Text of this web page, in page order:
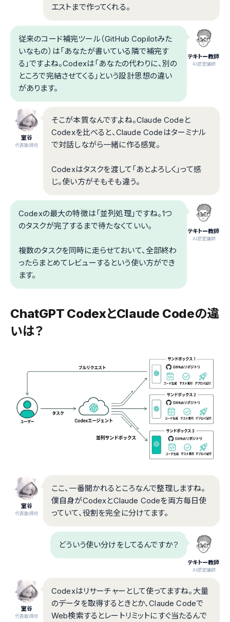
エストまで作ってくれる。
テキトー教師
.AI認定講師
従来のコード補完ツール（GitHub Copilotみた
いなもの）は「あなたが書いている隣で補完す
る」ですよね。Codexは「あなたの代わりに、別の
ところで完結させてくる」という設計思想の違い
があります。
室谷
代表取締役
そこが本質なんですよね。Claude Codeと
Codexを比べると、Claude Codeはターミナル
で対話しながら一緒に作る感覚。
Codexはタスクを渡して「あとよろしく」って感
じ。使い方がそもそも違う。
テキトー教師
.AI認定講師
Codexの最大の特徴は「並列処理」ですね。1つ
のタスクが完了するまで待たなくていい。
複数のタスクを同時に走らせておいて、全部終わ
ったらまとめてレビューするという使い方ができ
ます。
ChatGPT CodexとClaude Codeの違
いは？
室谷
代表取締役
ここ、一番聞かれるところなんで整理しますね。
僕自身がCodexとClaude Codeを両方毎日使
っていて、役割を完全に分けてます。
テキトー教師
.AI認定講師
どういう使い分けをしてるんですか？
室谷
代表取締役
Codexはリサーチャーとして使ってますね。大量
のデータを取得するときとか、Claude Codeで
Web検索するとレートリミットにすぐ当たるんで